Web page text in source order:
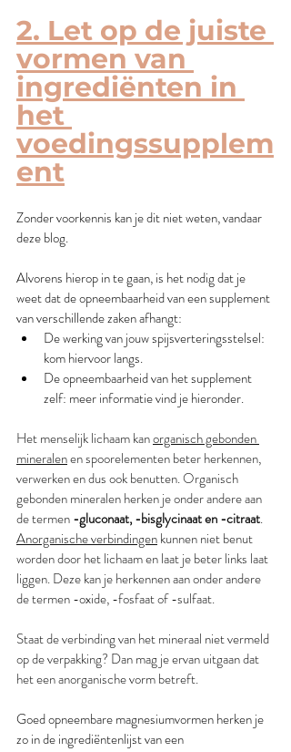
2. Let op de juiste
vormen van
ingrediënten in
het
voedingssupplem
ent
Zonder voorkennis kan je dit niet weten, vandaar
deze blog.
Alvorens hierop in te gaan, is het nodig dat je
weet dat de opneembaarheid van een supplement
van verschillende zaken afhangt:
De werking van jouw spijsverteringsstelsel:
kom hiervoor langs.
De opneembaarheid van het supplement
zelf: meer informatie vind je hieronder.
Het menselijk lichaam kan organisch gebonden
mineralen en spoorelementen beter herkennen,
verwerken en dus ook benutten. Organisch
gebonden mineralen herken je onder andere aan
de termen -gluconaat, -bisglycinaat en -citraat.
Anorganische verbindingen kunnen niet benut
worden door het lichaam en laat je beter links laat
liggen. Deze kan je herkennen aan onder andere
de termen -oxide, -fosfaat of -sulfaat.
Staat de verbinding van het mineraal niet vermeld
op de verpakking? Dan mag je ervan uitgaan dat
het een anorganische vorm betreft.
Goed opneembare magnesiumvormen herken je
zo in de ingrediëntenlijst van een